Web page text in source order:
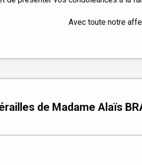
Avec toute notre
de Madame Alaïs